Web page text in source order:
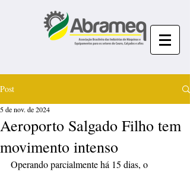
Post
Aeroporto Salgado Filho tem
movimento intenso
5 de nov. de 2024
Operando parcialmente há 15 dias, o